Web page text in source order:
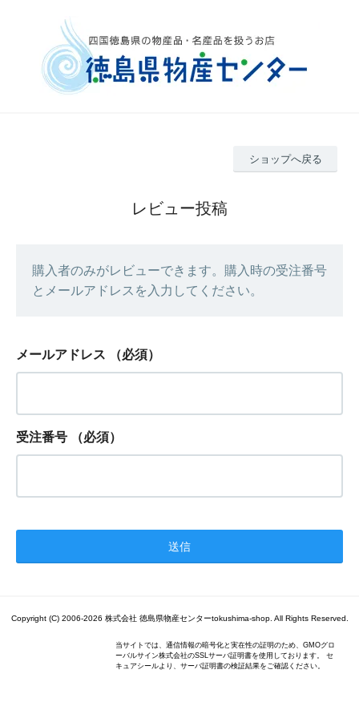
ショップへ戻る
レビュー投稿
購入者のみがレビューできます。購入時の受注番号
とメールアドレスを入力してください。
メールアドレス （必須）
受注番号 （必須）
Copyright (C) 2006-2026 株式会社 徳島県物産センターtokushima-shop. All Rights Reserved.
当サイトでは、通信情報の暗号化と実在性の証明のため、GMOグロ
ーバルサイン株式会社のSSLサーバ証明書を使用しております。 セ
キュアシールより、サーバ証明書の検証結果をご確認ください。